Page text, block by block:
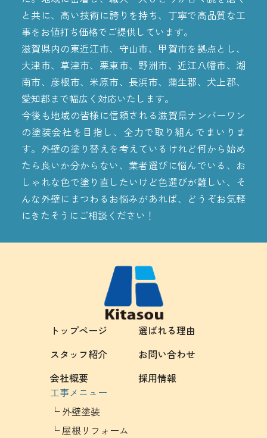
と共に、高い技術に誇りを持ち、丁寧で高品質な工
事をお値打ち価格でご提供しています。
滋賀県内の東近江市、守山市、甲賀市を拠点とし、
大津市、草津市、栗東市、野洲市、近江八幡市、湖
南市、彦根市、米原市、長浜市、蒲生郡、犬上郡、
愛知郡まで幅広く対応いたします。
今後も地域の皆様に信頼される滋賀県ナンバーワン
の塗装会社を目指し、全力で取り組んでまいりま
す。外壁の塗り替えを考えているけれど何から始め
たら良いか分からない、業者選びに悩んでいる、お
しゃれな色で塗り直したいけど色選びが難しい、そ
んな外壁にまつわるお悩みがあれば、どうぞお気軽
にきたそうにご相談ください！
トップページ
選ばれる理由
スタッフ紹介
お問い合わせ
会社概要
採用情報
工事メニュー
外壁塗装
屋根リフォーム